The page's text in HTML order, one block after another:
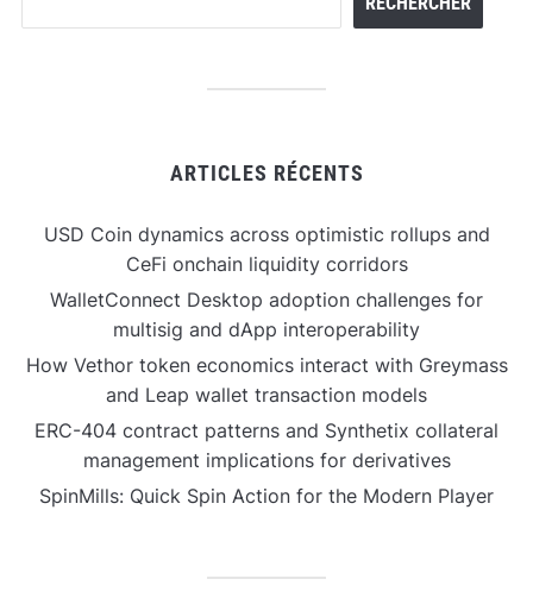
ARTICLES RÉCENTS
USD Coin dynamics across optimistic rollups and
CeFi onchain liquidity corridors
WalletConnect Desktop adoption challenges for
multisig and dApp interoperability
How Vethor token economics interact with Greymass
and Leap wallet transaction models
ERC-404 contract patterns and Synthetix collateral
management implications for derivatives
SpinMills: Quick Spin Action for the Modern Player